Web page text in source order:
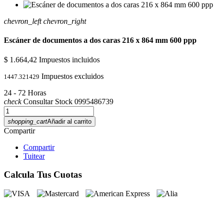
chevron_left chevron_right
Escáner de documentos a dos caras 216 x 864 mm 600 ppp
$ 1.664,42 Impuestos incluidos
1447.321429 Impuestos excluidos
24 - 72 Horas
checkConsultar Stock 0995486739
shopping_cartAñadir al carrito
Compartir
Compartir
Tuitear
Calcula Tus Cuotas